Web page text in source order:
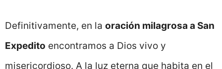
Definitivamente, en la oración milagrosa a San
Expedito encontramos a Dios vivo y
misericordioso. A la luz eterna que habita en el